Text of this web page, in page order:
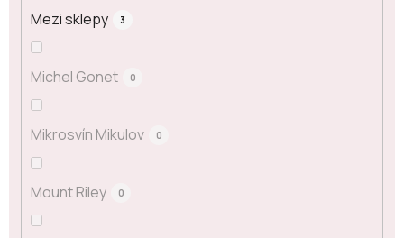
Mezi sklepy 3
Michel Gonet 0
Mikrosvín Mikulov 0
Mount Riley 0